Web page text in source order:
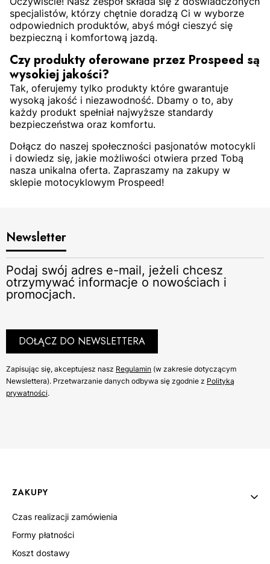
specjalistów, którzy chętnie doradzą Ci w wyborze
odpowiednich produktów, abyś mógł cieszyć się
bezpieczną i komfortową jazdą.
Czy produkty oferowane przez Prospeed są
wysokiej jakości?
Tak, oferujemy tylko produkty które gwarantuje
wysoką jakość i niezawodność. Dbamy o to, aby
każdy produkt spełniał najwyższe standardy
bezpieczeństwa oraz komfortu.
Dołącz do naszej społeczności pasjonatów motocykli
i dowiedz się, jakie możliwości otwiera przed Tobą
nasza unikalna oferta. Zapraszamy na zakupy w
sklepie motocyklowym Prospeed!
Newsletter
Podaj swój adres e-mail, jeżeli chcesz
otrzymywać informacje o nowościach i
promocjach.
DOŁĄCZ DO NEWSLETTERA
Zapisując się, akceptujesz nasz ​ Regulamin ​​​ (w zakresie dotyczącym
Newslettera). Przetwarzanie danych odbywa się zgodnie z ​ Polityką
prywatności​​​.
Linki w stopce
ZAKUPY
Czas realizacji zamówienia
Formy płatności
Koszt dostawy